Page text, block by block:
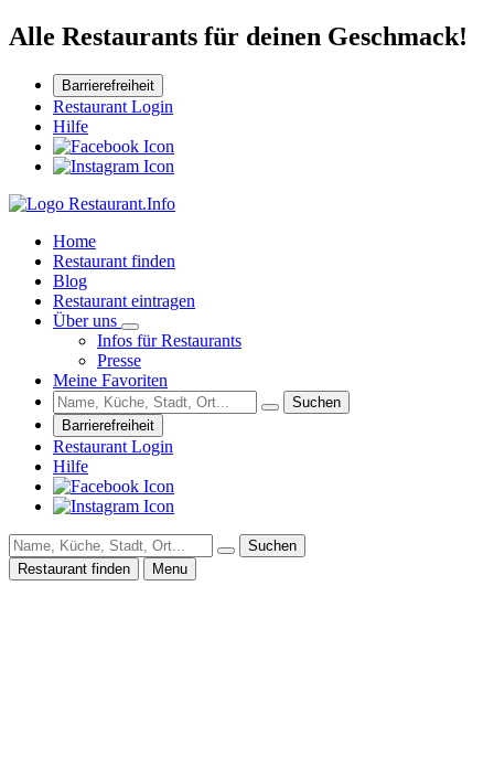
Alle Restaurants für deinen Geschmack!
Barrierefreiheit
Restaurant Login
Hilfe
Home
Restaurant finden
Blog
Restaurant eintragen
Über uns
Infos für Restaurants
Presse
Meine Favoriten
Suchen
Barrierefreiheit
Restaurant Login
Hilfe
Suchen
Restaurant finden
Menu